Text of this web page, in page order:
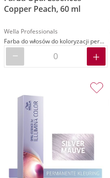
Copper Peach, 60 ml
Wella Professionals
Farba do włosów do koloryzacji permanentnej